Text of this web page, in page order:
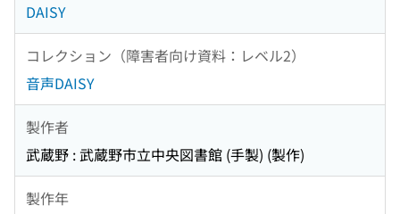
DAISY
コレクション（障害者向け資料：レベル2）
音声DAISY
製作者
武蔵野 : 武蔵野市立中央図書館 (手製) (製作)
製作年